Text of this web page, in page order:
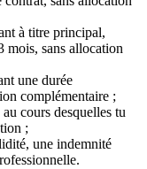
à titre principal,
mois, sans allocation
une durée
complémentaire ;
cours desquelles tu
;
une indemnité